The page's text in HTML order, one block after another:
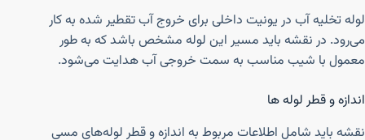
لوله تخلیه آب در یونیت داخلی برای خروج آب تقطیر شده به کار
می‌رود. در نقشه باید مسیر این لوله مشخص باشد که به طور
معمول با شیب مناسب به سمت خروجی آب هدایت می‌شود.
اندازه و قطر لوله‌ ها
نقشه باید شامل اطلاعات مربوط به اندازه و قطر لوله‌های مسی